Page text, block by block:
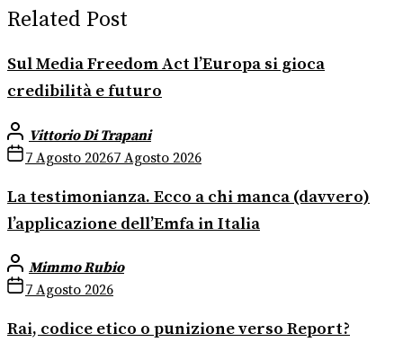
Related Post
Sul Media Freedom Act l’Europa si gioca
credibilità e futuro
Vittorio Di Trapani
7 Agosto 20267 Agosto 2026
La testimonianza. Ecco a chi manca (davvero)
l’applicazione dell’Emfa in Italia
Mimmo Rubio
7 Agosto 2026
Rai, codice etico o punizione verso Report?